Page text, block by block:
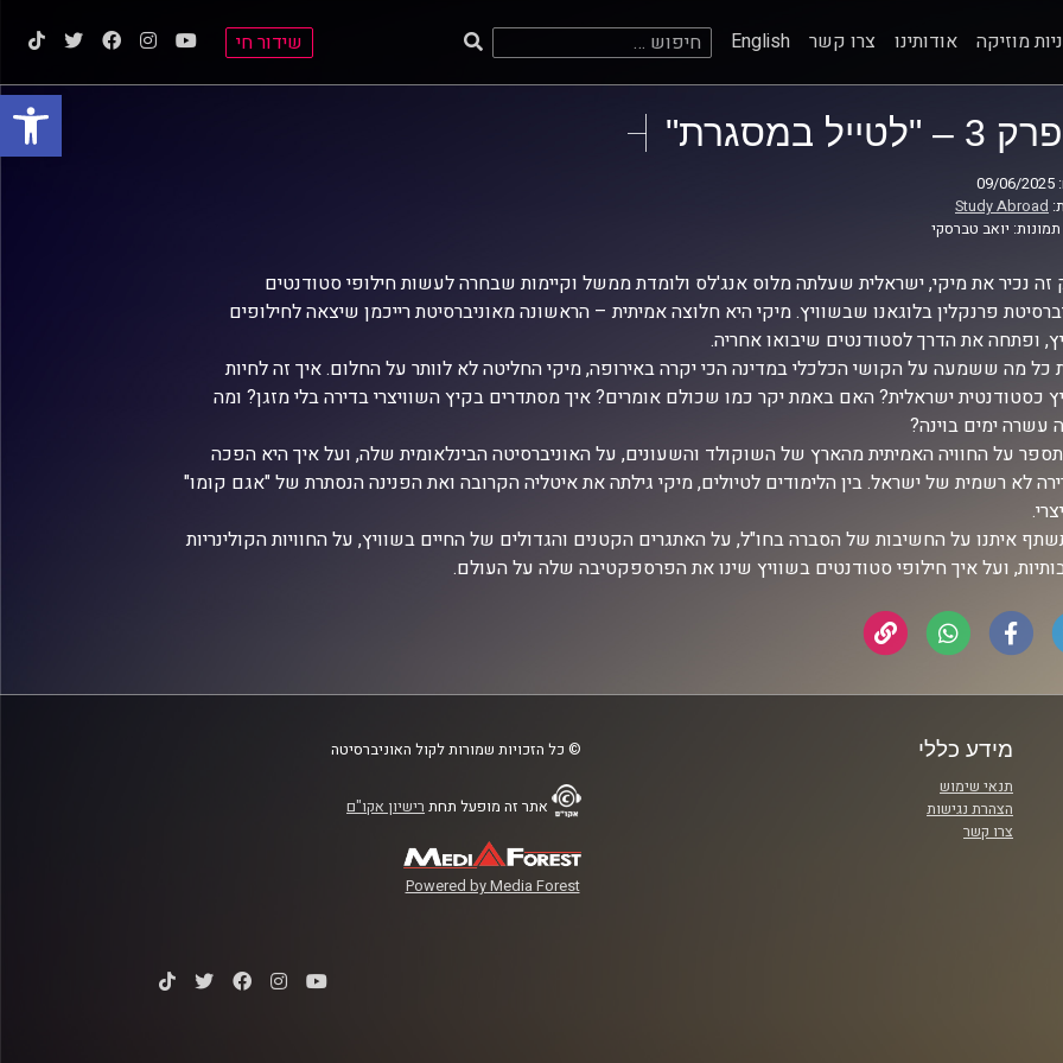
פתח
מוזיקה אודותינו צרו קשר English חיפוש: שידור חי
פרק 3 – "לטייל במסגרת"
Study Abroad
יואב טברסקי
נכיר את מיקי, ישראלית שעלתה מלוס אנג'לס ולומדת ממשל וקיימות שבחרה לעשות חילופי סטודנטים
פרנקלין בלוגאנו שבשוויץ. מיקי היא חלוצה אמיתית – הראשונה מאוניברסיטת רייכמן שיצאה לחילופים
ופתחה את הדרך לסטודנטים שיבואו אחריה.
כל מה ששמעה על הקושי הכלכלי במדינה הכי יקרה באירופה, מיקי החליטה לא לוותר על החלום. איך זה לחיות
כסטודנטית ישראלית? האם באמת יקר כמו שכולם אומרים? איך מסתדרים בקיץ השוויצרי בדירה בלי מזגן? ומה
עשרה ימים בוינה?
על החוויה האמיתית מהארץ של השוקולד והשעונים, על האוניברסיטה הבינלאומית שלה, ועל איך היא הפכה
לא רשמית של ישראל. בין הלימודים לטיולים, מיקי גילתה את איטליה הקרובה ואת הפנינה הנסתרת של "אגם קומו"
איתנו על החשיבות של הסברה בחו"ל, על האתגרים הקטנים והגדולים של החיים בשוויץ, על החוויות הקולינריות
ועל איך חילופי סטודנטים בשוויץ שינו את הפרספקטיבה שלה על העולם.
מידע כללי
תנאי שימוש
הצהרת נגישות
צרו קשר
© כל הזכויות שמורות לקול האוניברסיטה
אתר זה מופעל תחת רישיון אקו"ם
Powered by Media Forest